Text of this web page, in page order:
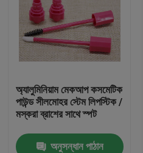
অ্যালুমিনিয়াম মেকআপ কসমেটিক
পাউন্ড সীলমোহর স্টেম লিপস্টিক /
মস্করা ব্রাশের সাথে স্পট
অনুসন্ধান পাঠান